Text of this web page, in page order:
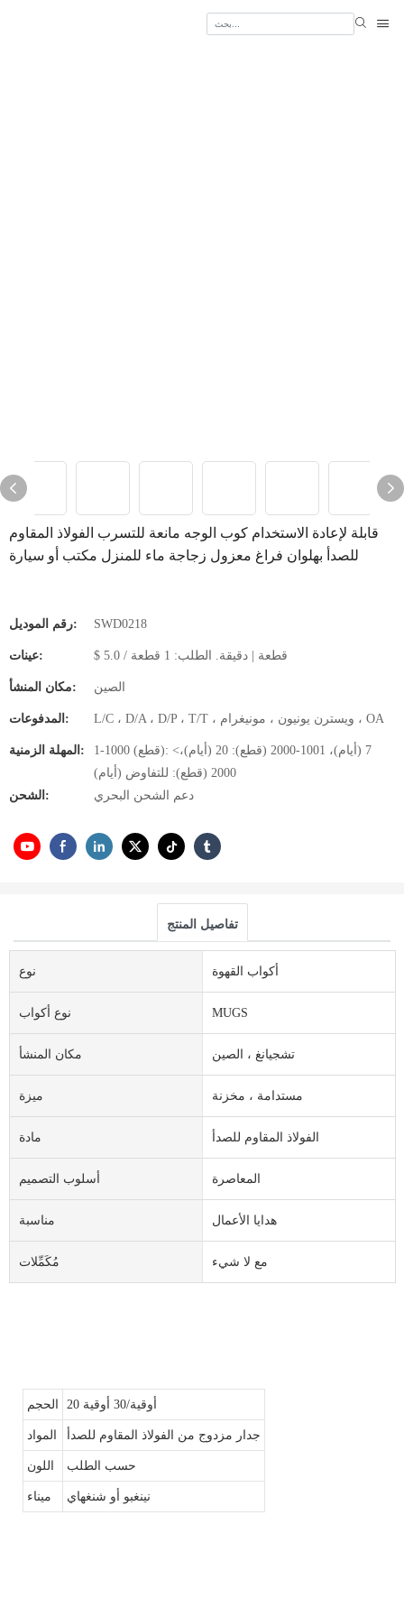
قابلة لإعادة الاستخدام كوب الوجه مانعة للتسرب الفولاذ المقاوم
للصدأ بهلوان فراغ معزول زجاجة ماء للمنزل مكتب أو سيارة
رقم الموديل: SWD0218
عينات: $ 5.0 / قطعة | دقيقة. الطلب: 1 قطعة
مكان المنشأ: الصين
المدفوعات: L/C ، D/A ، D/P ، T/T ، ويسترن يونيون ، مونيغرام ، OA
المهلة الزمنية:
1-1000 (قطع): 7 (أيام)، 1001-2000 (قطع): 20 (أيام)،>
2000 (قطع): للتفاوض (أيام)
الشحن:
دعم الشحن البحري
تفاصيل المنتج
نوع أكواب القهوة
نوع أكواب MUGS
مكان المنشأ تشجيانغ ، الصين
ميزة مستدامة ، مخزنة
مادة الفولاذ المقاوم للصدأ
أسلوب التصميم المعاصرة
مناسبة هدايا الأعمال
مُكَمِّلات مع لا شيء
الحجم 20 أوقية/30 أوقية
المواد جدار مزدوج من الفولاذ المقاوم للصدأ
اللون حسب الطلب
ميناء نينغبو أو شنغهاي